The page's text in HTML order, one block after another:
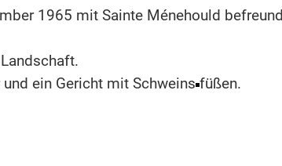
1965 mit Sainte Ménehould
ein Gericht mit Schweins füßen.